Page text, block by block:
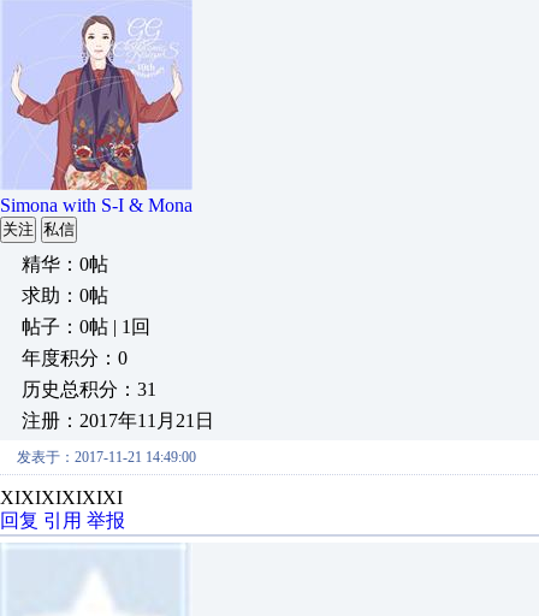
Simona with S-I & Mona
关注 私信
精华：0帖
求助：0帖
帖子：0帖 | 1回
年度积分：0
历史总积分：31
注册：2017年11月21日
发表于：2017-11-21 14:49:00
XIXIXIXIXIXI
回复 引用 举报